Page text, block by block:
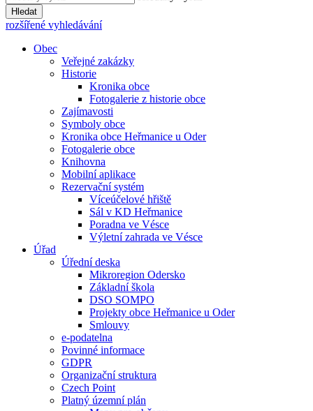
Hledat
rozšířené vyhledávání
Obec
Veřejné zakázky
Historie
Kronika obce
Fotogalerie z historie obce
Zajímavosti
Symboly obce
Kronika obce Heřmanice u Oder
Fotogalerie obce
Knihovna
Mobilní aplikace
Rezervační systém
Víceúčelové hřiště
Sál v KD Heřmanice
Poradna ve Vésce
Výletní zahrada ve Vésce
Úřad
Úřední deska
Mikroregion Odersko
Základní škola
DSO SOMPO
Projekty obce Heřmanice u Oder
Smlouvy
e-podatelna
Povinné informace
GDPR
Organizační struktura
Czech Point
Platný územní plán